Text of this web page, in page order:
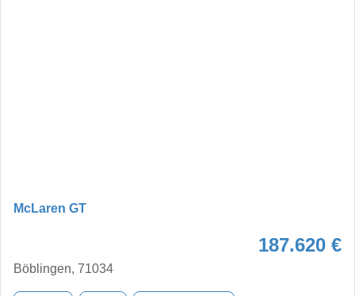
McLaren GT
187.620 €
Böblingen, 71034